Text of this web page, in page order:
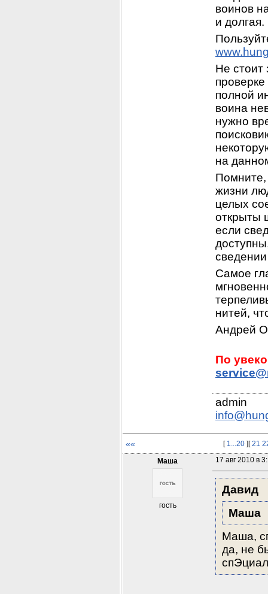
воинов
и долгая.
Не стоит
полной
воина
нужно
на
Помните,
жизни
целых
открыты
если
Самое
нитей,
Андрей
«« [ 1...20][21
Маша
гость
17 авг 2010 в
Давид
Маша
Маша,
да, не